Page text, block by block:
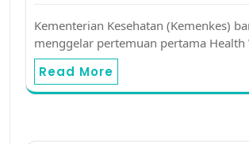
Kementerian Kesehatan (Kemenkes)
menggelar pertemuan pertama
Read More